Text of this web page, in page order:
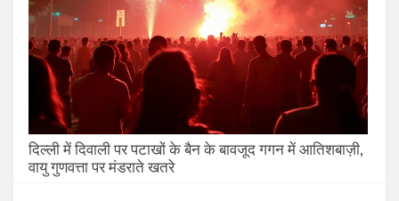
दिल्ली में दिवाली पर पटाखों के बैन के बावजूद गगन में आतिशबाज़ी,
वायु गुणवत्ता पर मंडराते खतरे